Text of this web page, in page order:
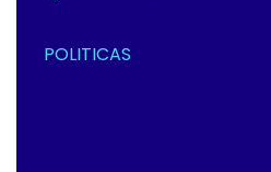
POLITICAS